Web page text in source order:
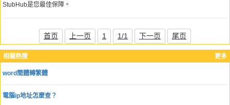
更多
相關熱搜
word簡體轉繁體
電腦ip地址怎麼查？
StubHub是您最佳保障。
首页 上一页 1 1/1 下一页 尾页